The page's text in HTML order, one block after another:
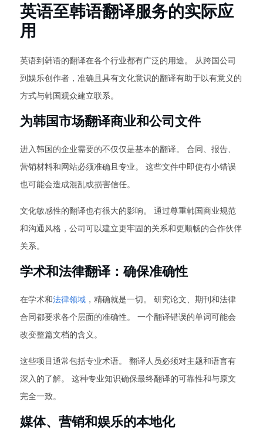
英语至韩语翻译服务的实际应
用
英语到韩语的翻译在各个行业都有广泛的用途。 从跨国公司
到娱乐创作者，准确且具有文化意识的翻译有助于以有意义的
方式与韩国观众建立联系。
为韩国市场翻译商业和公司文件
进入韩国的企业需要的不仅仅是基本的翻译。 合同、报告、
营销材料和网站必须准确且专业。 这些文件中即使有小错误
也可能会造成混乱或损害信任。
文化敏感性的翻译也有很大的影响。 通过尊重韩国商业规范
和沟通风格，公司可以建立更牢固的关系和更顺畅的合作伙伴
关系。
学术和法律翻译：确保准确性
在学术和法律领域 ，精确就是一切。 研究论文、期刊和法律
合同都要求各个层面的准确性。 一个翻译错误的单词可能会
改变整篇文档的含义。
这些项目通常包括专业术语。 翻译人员必须对主题和语言有
深入的了解。 这种专业知识确保最终翻译的可靠性和与原文
完全一致。
媒体、营销和娱乐的本地化